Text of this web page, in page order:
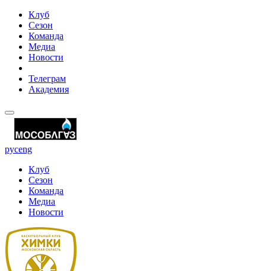
Клуб
Сезон
Команда
Медиа
Новости
Телеграм
Академия
русeng
Клуб
Сезон
Команда
Медиа
Новости